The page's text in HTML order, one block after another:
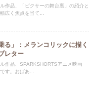
作品、「ピクサーの舞台裏」の紹介と
広く焦点を当て...
る」：メランコリックに描く
レター
作品、SPARKSHORTSアニメ映画
す。おばあ...